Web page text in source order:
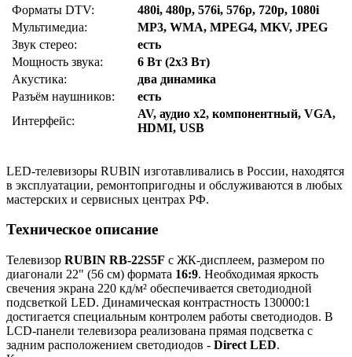
Форматы DTV:
480i, 480p, 576i, 576p, 720p, 1080i
Мультимедиа:
MP3, WMA, MPEG4, MKV, JPEG
Звук стерео:
есть
Мощность звука:
6 Вт (2х3 Вт)
Акустика:
два динамика
Разъём наушников:
есть
Интерфейс:
AV, аудио x2, компонентный, VGA,
HDMI, USB
LED-телевизоры RUBIN изготавливались в России, находятся
в эксплуатации, ремонтопригодны и обслуживаются в любых
мастерских и сервисных центрах РФ.
Техническое описание
Телевизор RUBIN RB-22S5F с ЖК-дисплеем, размером по
диагонали 22" (56 см) формата 16:9. Необходимая яркость
свечения экрана 220 кд/м² обеспечивается светодиодной
подсветкой LED. Динамическая контрастность 130000:1
достигается специальным контролем работы светодиодов. В
LCD-панели телевизора реализована прямая подсветка с
задним расположением светодиодов - Direct LED.